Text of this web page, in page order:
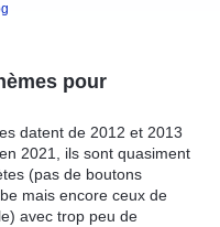
pour
datent de 2012 et 2013
2021, ils sont quasiment
(pas de boutons
mais encore ceux de
avec trop peu de